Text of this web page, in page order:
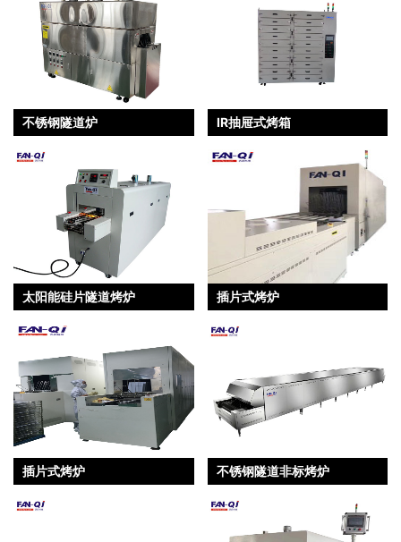
不锈钢隧道炉 IR抽屉式烤箱
太阳能硅片隧道烤炉 插片式烤炉
插片式烤炉 不锈钢隧道非标烤炉